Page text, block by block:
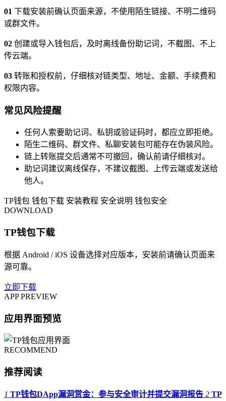
01 下载安装前确认页面来源，不使用陌生链接、不明二维码
或群文件。
02 创建或导入钱包后，及时离线备份助记词，不截图、不上
传云端。
03 转账和授权前，仔细核对链类型、地址、金额、手续费和
权限内容。
常见风险提醒
任何人索要助记词、私钥或验证码时，都应立即拒绝。
陌生二维码、群文件、私聊安装包可能存在伪装风险。
链上转账提交后通常不可撤回，确认前请仔细核对。
助记词建议离线保存，不建议截图、上传云端或发送给
他人。
TP钱包 钱包下载 安装教程 安全说明 钱包安全
DOWNLOAD
TP钱包下载
根据 Android / iOS 设备选择对应版本，安装前请确认页面来
源可靠。
立即下载
APP PREVIEW
应用界面预览
RECOMMEND
推荐阅读
1 TP钱包DApp漏洞赏金：参与安全审计并提交漏洞报告 2 TP